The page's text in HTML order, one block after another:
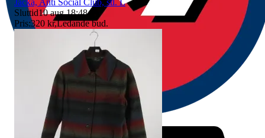
Jacka, Anti Social Club, stl. L
Sluttid10 aug 18:48.
Pris:320 kr,Ledande bud.